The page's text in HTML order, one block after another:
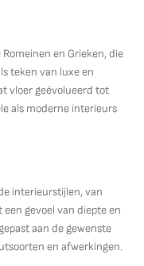
en Grieken, die
teken van luxe en
vloer geëvolueerd tot
als moderne interieurs
interieurstijlen, van
gevoel van diepte en
aan de gewenste
en afwerkingen.